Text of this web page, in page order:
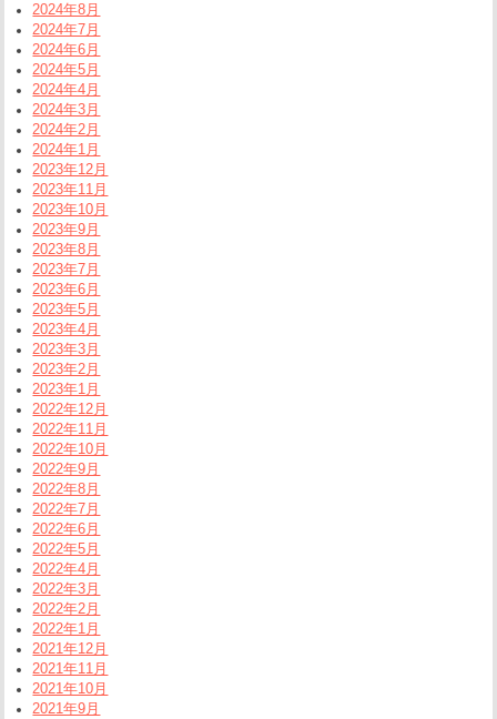
2024年8月
2024年7月
2024年6月
2024年5月
2024年4月
2024年3月
2024年2月
2024年1月
2023年12月
2023年11月
2023年10月
2023年9月
2023年8月
2023年7月
2023年6月
2023年5月
2023年4月
2023年3月
2023年2月
2023年1月
2022年12月
2022年11月
2022年10月
2022年9月
2022年8月
2022年7月
2022年6月
2022年5月
2022年4月
2022年3月
2022年2月
2022年1月
2021年12月
2021年11月
2021年10月
2021年9月